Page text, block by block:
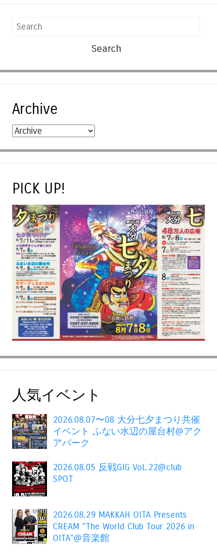
Search
Archive
PICK UP!
人気イベント
2026.08.07〜08 大分七夕まつり共催
イベント ふない水辺の屋台村@アク
アパーク
2026.08.05 反戦GIG VoL.22@club
SPOT
2026.08.29 MAKKAH OITA Presents
CREAM "The World Club Tour 2026 in
OITA"@音楽館